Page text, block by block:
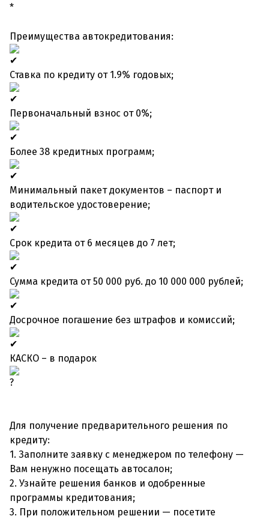
*
Преимущества автокредитования:
Ставка по кредиту от 1.9% годовых;
Первоначальный взнос от 0%;
Более 38 кредитных программ;
Минимальный пакет документов – паспорт и
водительское удостоверение;
Срок кредита от 6 месяцев до 7 лет;
Сумма кредита от 50 000 руб. до 10 000 000 рублей;
Досрочное погашение без штрафов и комиссий;
КАСКО – в подарок
Для получение предварительного решения по
кредиту:
1. Заполните заявку с менеджером по телефону —
Вам ненужно посещать автосалон;
2. Узнайте решения банков и одобренные
программы кредитования;
3. При положительном решении — посетите